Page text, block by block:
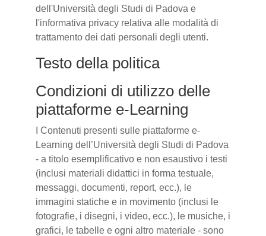
dell'Università degli Studi di Padova e
l'informativa privacy relativa alle modalità di
trattamento dei dati personali degli utenti.
Testo della politica
Condizioni di utilizzo delle
piattaforme e-Learning
I Contenuti presenti sulle piattaforme e-
Learning dell’Università degli Studi di Padova
- a titolo esemplificativo e non esaustivo i testi
(inclusi materiali didattici in forma testuale,
messaggi, documenti, report, ecc.), le
immagini statiche e in movimento (inclusi le
fotografie, i disegni, i video, ecc.), le musiche, i
grafici, le tabelle e ogni altro materiale - sono